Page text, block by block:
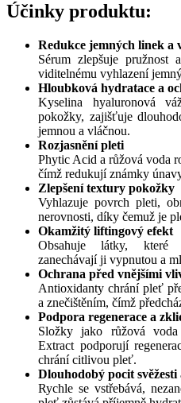
Účinky produktu:
Redukce jemných linek a
Sérum zlepšuje
viditelnému vyhlazení
Hloubková hydratace a
Kyselina hyaluronová
pokožky, zajišťuje
jemnou a vláčnou.
Rozjasnění pleti
Phytic Acid a růžová voda
čímž redukují známky
Zlepšení textury pokožky
Vyhlazuje povrch pleti,
nerovnosti, díky čemuž je
Okamžitý liftingový efekt
Obsahuje látky, které
zanechávají ji vypnutou a
Ochrana před vnějšími
Antioxidanty chrání pleť
a znečištěním, čímž
Podpora regenerace a
Složky jako růžová
Extract podporují
chrání citlivou pleť.
Dlouhodobý pocit
Rychle se vstřebává,